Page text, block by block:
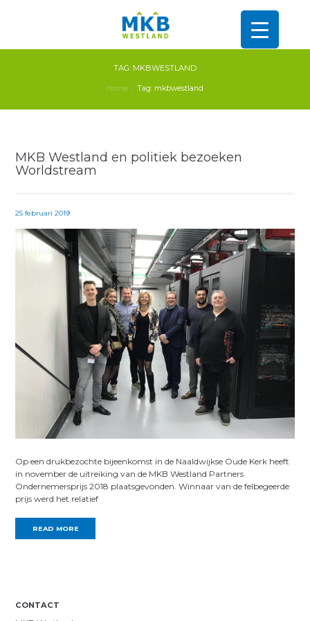
TAG: MKBWESTLAND
Home Tag: mkbwestland
MKB Westland en politiek bezoeken
Worldstream
25 februari 2019
Op een drukbezochte bijeenkomst in de Naaldwijkse Oude Kerk heeft
in november de uitreiking van de MKB Westland Partners
Ondernemersprijs 2018 plaatsgevonden. Winnaar van de felbegeerde
prijs werd het relatief
READ MORE
CONTACT